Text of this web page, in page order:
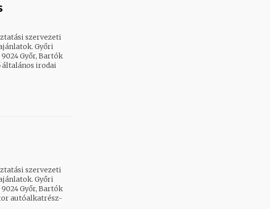
szervezeti
Győri
Győr, Bartók
szervezeti
Győri
Győr, Bartók